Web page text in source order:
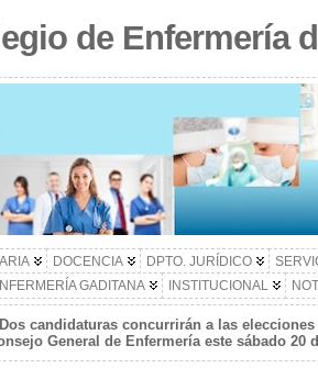
de Enfermería
DOCENCIA DPTO. JURÍDICO
GADITANA INSTITUCIONAL
Dos candidaturas concurrirán a las elecciones
General de Enfermería este sábado 20